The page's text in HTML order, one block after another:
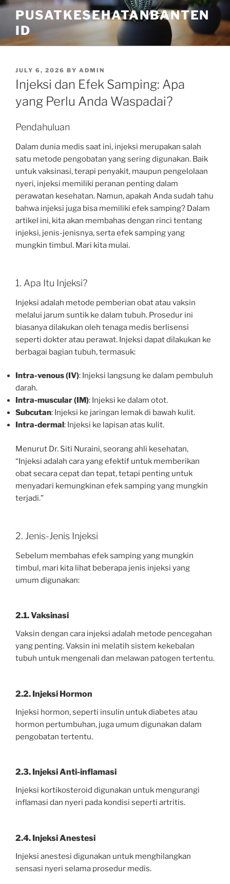
Skip
content
PUSATKESEHATANBANTEN
ID
POSTED
ON
JULY 6, 2026 BY ADMIN
Injeksi dan Efek Samping: Apa
yang Perlu Anda Waspadai?
Pendahuluan
Dalam dunia medis saat ini, injeksi merupakan salah
satu metode pengobatan yang sering digunakan. Baik
untuk vaksinasi, terapi penyakit, maupun pengelolaan
nyeri, injeksi memiliki peranan penting dalam
perawatan kesehatan. Namun, apakah Anda sudah tahu
bahwa injeksi juga bisa memiliki efek samping? Dalam
artikel ini, kita akan membahas dengan rinci tentang
injeksi, jenis-jenisnya, serta efek samping yang
mungkin timbul. Mari kita mulai.
1. Apa Itu Injeksi?
Injeksi adalah metode pemberian obat atau vaksin
melalui jarum suntik ke dalam tubuh. Prosedur ini
biasanya dilakukan oleh tenaga medis berlisensi
seperti dokter atau perawat. Injeksi dapat dilakukan ke
berbagai bagian tubuh, termasuk:
Intra-venous (IV): Injeksi langsung ke dalam pembuluh
darah.
Intra-muscular (IM): Injeksi ke dalam otot.
Subcutan: Injeksi ke jaringan lemak di bawah kulit.
Intra-dermal: Injeksi ke lapisan atas kulit.
Menurut Dr. Siti Nuraini, seorang ahli kesehatan,
“Injeksi adalah cara yang efektif untuk memberikan
obat secara cepat dan tepat, tetapi penting untuk
menyadari kemungkinan efek samping yang mungkin
terjadi.”
2. Jenis-Jenis Injeksi
Sebelum membahas efek samping yang mungkin
timbul, mari kita lihat beberapa jenis injeksi yang
umum digunakan:
2.1. Vaksinasi
Vaksin dengan cara injeksi adalah metode pencegahan
yang penting. Vaksin ini melatih sistem kekebalan
tubuh untuk mengenali dan melawan patogen tertentu.
2.2. Injeksi Hormon
Injeksi hormon, seperti insulin untuk diabetes atau
hormon pertumbuhan, juga umum digunakan dalam
pengobatan tertentu.
2.3. Injeksi Anti-inflamasi
Injeksi kortikosteroid digunakan untuk mengurangi
inflamasi dan nyeri pada kondisi seperti artritis.
2.4. Injeksi Anestesi
Injeksi anestesi digunakan untuk menghilangkan
sensasi nyeri selama prosedur medis.